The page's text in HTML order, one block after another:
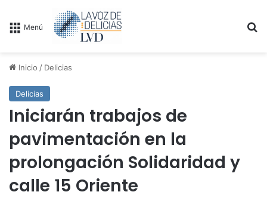
Menú
Inicio / Delicias
Delicias
Iniciarán trabajos de
pavimentación en la
prolongación Solidaridad y
calle 15 Oriente